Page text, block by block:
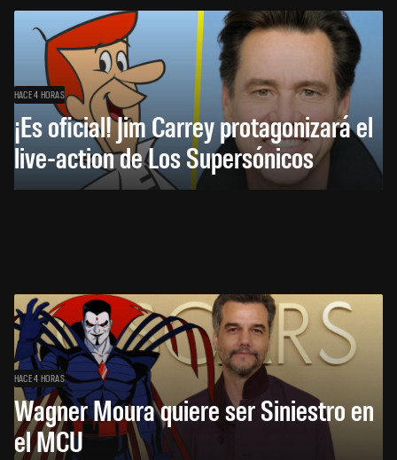
HACE 4 HORAS
¡Es oficial! Jim Carrey protagonizará el
live-action de Los Supersónicos
HACE 4 HORAS
Wagner Moura quiere ser Siniestro en
el MCU